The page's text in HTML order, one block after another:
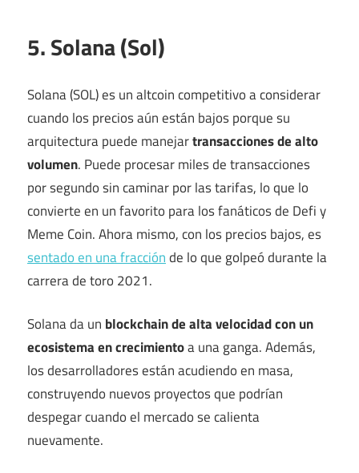
5. Solana (Sol)
Solana (SOL) es un altcoin competitivo a considerar
cuando los precios aún están bajos porque su
arquitectura puede manejartransacciones de alto
volumen. Puede procesar miles de transacciones
por segundo sin caminar por las tarifas, lo que lo
convierte en un favorito para los fanáticos de Defi y
Meme Coin. Ahora mismo, con los precios bajos, es
sentado en una fracciónde lo que golpeó durante la
carrera de toro 2021.
Solana da un blockchain de alta velocidad con un
ecosistema en crecimientoa una ganga. Además,
los desarrolladores están acudiendo en masa,
construyendo nuevos proyectos que podrían
despegar cuando el mercado se calienta
nuevamente.